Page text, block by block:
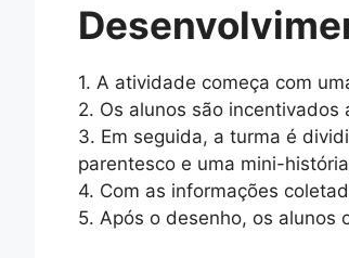
1. A atividade começa com
2. Os alunos são
3. Em seguida, a turma é
parentesco e uma mini-
4. Com as informações
5. Após o desenho, os alunos